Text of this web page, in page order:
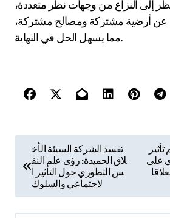
المشاعر إلى قضايا غير محلولة.
حوارًا بناءً. أخيرًا، يحد الاقتراب من
الخسارة من الحلول المحتملة؛ اسعَ
تحسين مهاراته في حل
حل النزاعات، يجب على المرء تطبيق
النفس التطوري. يمكن أن يعزز فهم
الفطرية التواصل والتعاطف أثناء
المنازعات.